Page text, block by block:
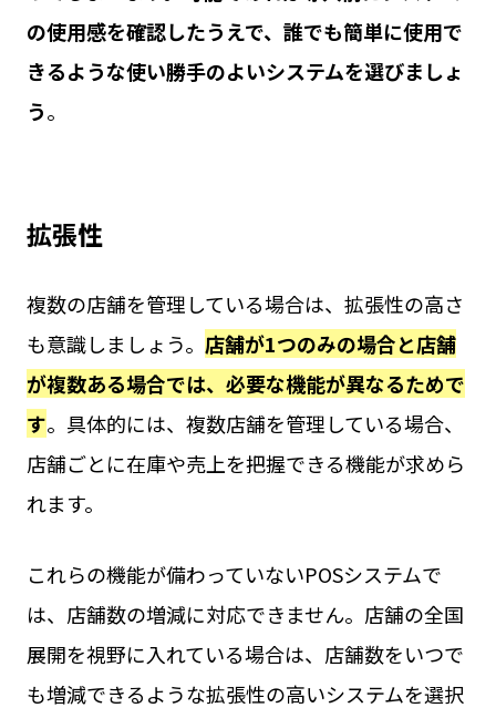
の使用感を確認したうえで、誰でも簡単に使用で
きるような使い勝手のよいシステムを選びましょ
う。
拡張性
複数の店舗を管理している場合は、拡張性の高さ
も意識しましょう。 店舗が1つのみの場合と店舗
が複数ある場合では、必要な機能が異なるためで
す。具体的には、複数店舗を管理している場合、
店舗ごとに在庫や売上を把握できる機能が求めら
れます。
これらの機能が備わっていないPOSシステムで
は、店舗数の増減に対応できません。店舗の全国
展開を視野に入れている場合は、店舗数をいつで
も増減できるような拡張性の高いシステムを選択